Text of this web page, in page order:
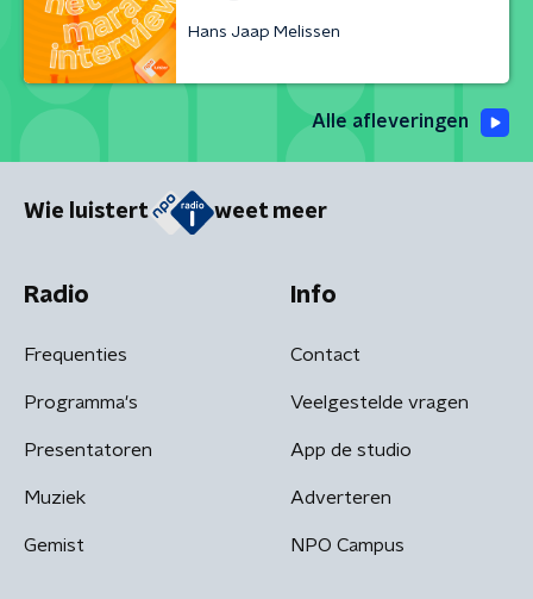
Hans Jaap Melissen
Alle afleveringen
Wie luistert weet meer
Radio
Frequenties
Programma's
Presentatoren
Muziek
Gemist
Info
Contact
Veelgestelde vragen
App de studio
Adverteren
NPO Campus